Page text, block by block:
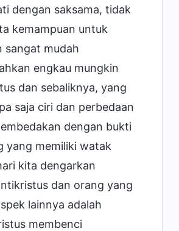
dengan saksama, tidak
kemampuan untuk
sangat mudah
engkau mungkin
dan sebaliknya, yang
saja ciri dan perbedaan
dengan bukti
yang memiliki watak
kita dengarkan
dan orang yang
lainnya adalah
membenci